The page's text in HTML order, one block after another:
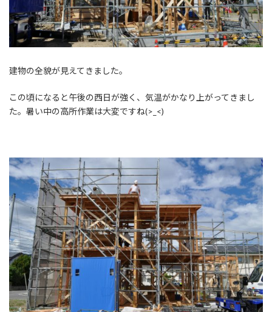
建物の全貌が見えてきました。
この頃になると午後の西日が強く、気温がかなり上がってきまし
た。暑い中の高所作業は大変ですね(>_<)